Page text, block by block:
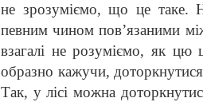
не зрозуміємо, що це таке.
певним чином пов’язаними
взагалі не розуміємо, як цю
образно кажучи, доторкнутися
Так, у лісі можна